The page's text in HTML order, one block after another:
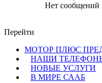
Нет сообщений
Перейти
МОТОР ПЛЮС
НАШИ ТЕЛЕФОНЫ:
НОВЫЕ УСЛУГИ
В МИРЕ СААБ